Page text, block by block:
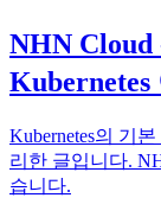
NHN Cloud
Kubernetes
Kubernetes의 기
리한 글입니다.
습니다.